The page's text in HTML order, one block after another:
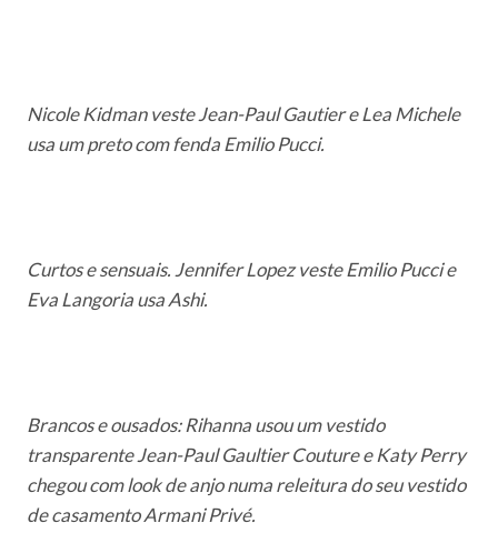
Nicole Kidman veste Jean-Paul Gautier e Lea Michele
usa um preto com fenda Emilio Pucci.
Curtos e sensuais. Jennifer Lopez veste Emilio Pucci e
Eva Langoria usa Ashi.
Brancos e ousados: Rihanna usou um vestido
transparente Jean-Paul Gaultier Couture e Katy Perry
chegou com look de anjo numa releitura do seu vestido
de casamento Armani Privé.